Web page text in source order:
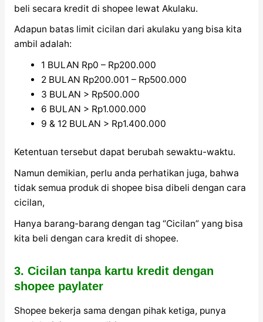
beli secara kredit di shopee lewat Akulaku.
Adapun batas limit cicilan dari akulaku yang bisa kita
ambil adalah:
1 BULAN Rp0 – Rp200.000
2 BULAN Rp200.001 – Rp500.000
3 BULAN > Rp500.000
6 BULAN > Rp1.000.000
9 & 12 BULAN > Rp1.400.000
Ketentuan tersebut dapat berubah sewaktu-waktu.
Namun demikian, perlu anda perhatikan juga, bahwa
tidak semua produk di shopee bisa dibeli dengan cara
cicilan,
Hanya barang-barang dengan tag “Cicilan” yang bisa
kita beli dengan cara kredit di shopee.
3. Cicilan tanpa kartu kredit dengan
shopee paylater
Shopee bekerja sama dengan pihak ketiga, punya